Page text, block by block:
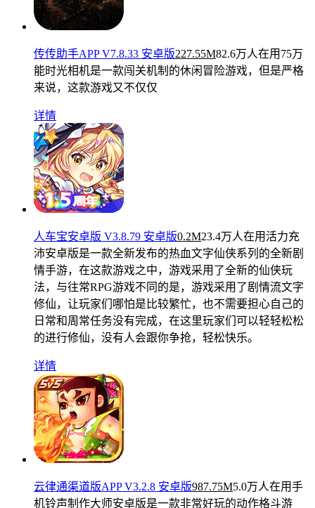
传传助手APP V7.8.33 安卓版227.55M82.6万人在用 75万
能时光相机是一款闯关机制的休闲冒险游戏，但是严格
来说，这款游戏又不仅仅
详情
人车宝安卓版 V3.8.79 安卓版0.2M23.4万人在用活力充
沛安卓版是一款全新发布的热血文字仙侠系列的全新剧
情手游，在这款游戏之中，游戏采用了全新的仙侠玩
法，与往常RPG游戏不同的是，游戏采用了剧情流文字
修仙，让玩家们哪怕是比较繁忙，也不需要担心自己的
日常和周常任务没有完成，在这里玩家们可以轻轻松松
的进行修仙，没有人会跟你争抢，轻松快乐。
详情
云律通渠道版APP V3.2.8 安卓版987.75M5.0万人在用手
机铃声制作大师安卓版是一款非常好玩的动作格斗游